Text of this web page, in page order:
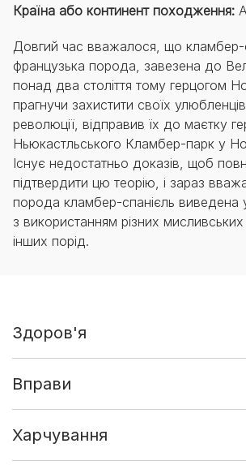
Країна або континент походження:
Довгий час вважалося, що
французька порода, завезена до
понад два століття тому герцогом
прагнучи захистити своїх улюбленців
революції, відправив їх до маєтку
Ньюкастльського Кламбер-парк у
Існує недостатньо доказів, щоб
підтвердити цю теорію, і зараз
порода кламбер-спанієль виведена
з використанням різних мисливських
інших порід.
Здоров'я
Вправи
Харчування